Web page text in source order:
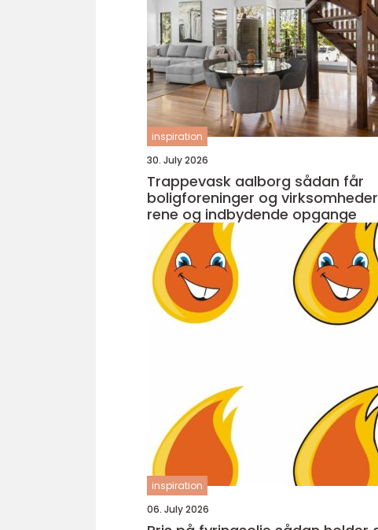
inspiration
30. July 2026
Trappevask aalborg sådan får
boligforeninger og virksomheder
rene og indbydende opgange
inspiration
06. July 2026